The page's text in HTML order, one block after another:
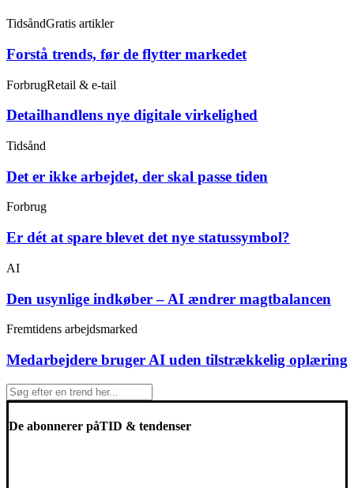
TidsåndGratis artikler
Forstå trends, før de flytter markedet
ForbrugRetail & e-tail
Detailhandlens nye digitale virkelighed
Tidsånd
Det er ikke arbejdet, der skal passe tiden
Forbrug
Er dét at spare blevet det nye statussymbol?
AI
Den usynlige indkøber – AI ændrer magtbalancen
Fremtidens arbejdsmarked
Medarbejdere bruger AI uden tilstrækkelig oplæring
De abonnerer påTID & tendenser